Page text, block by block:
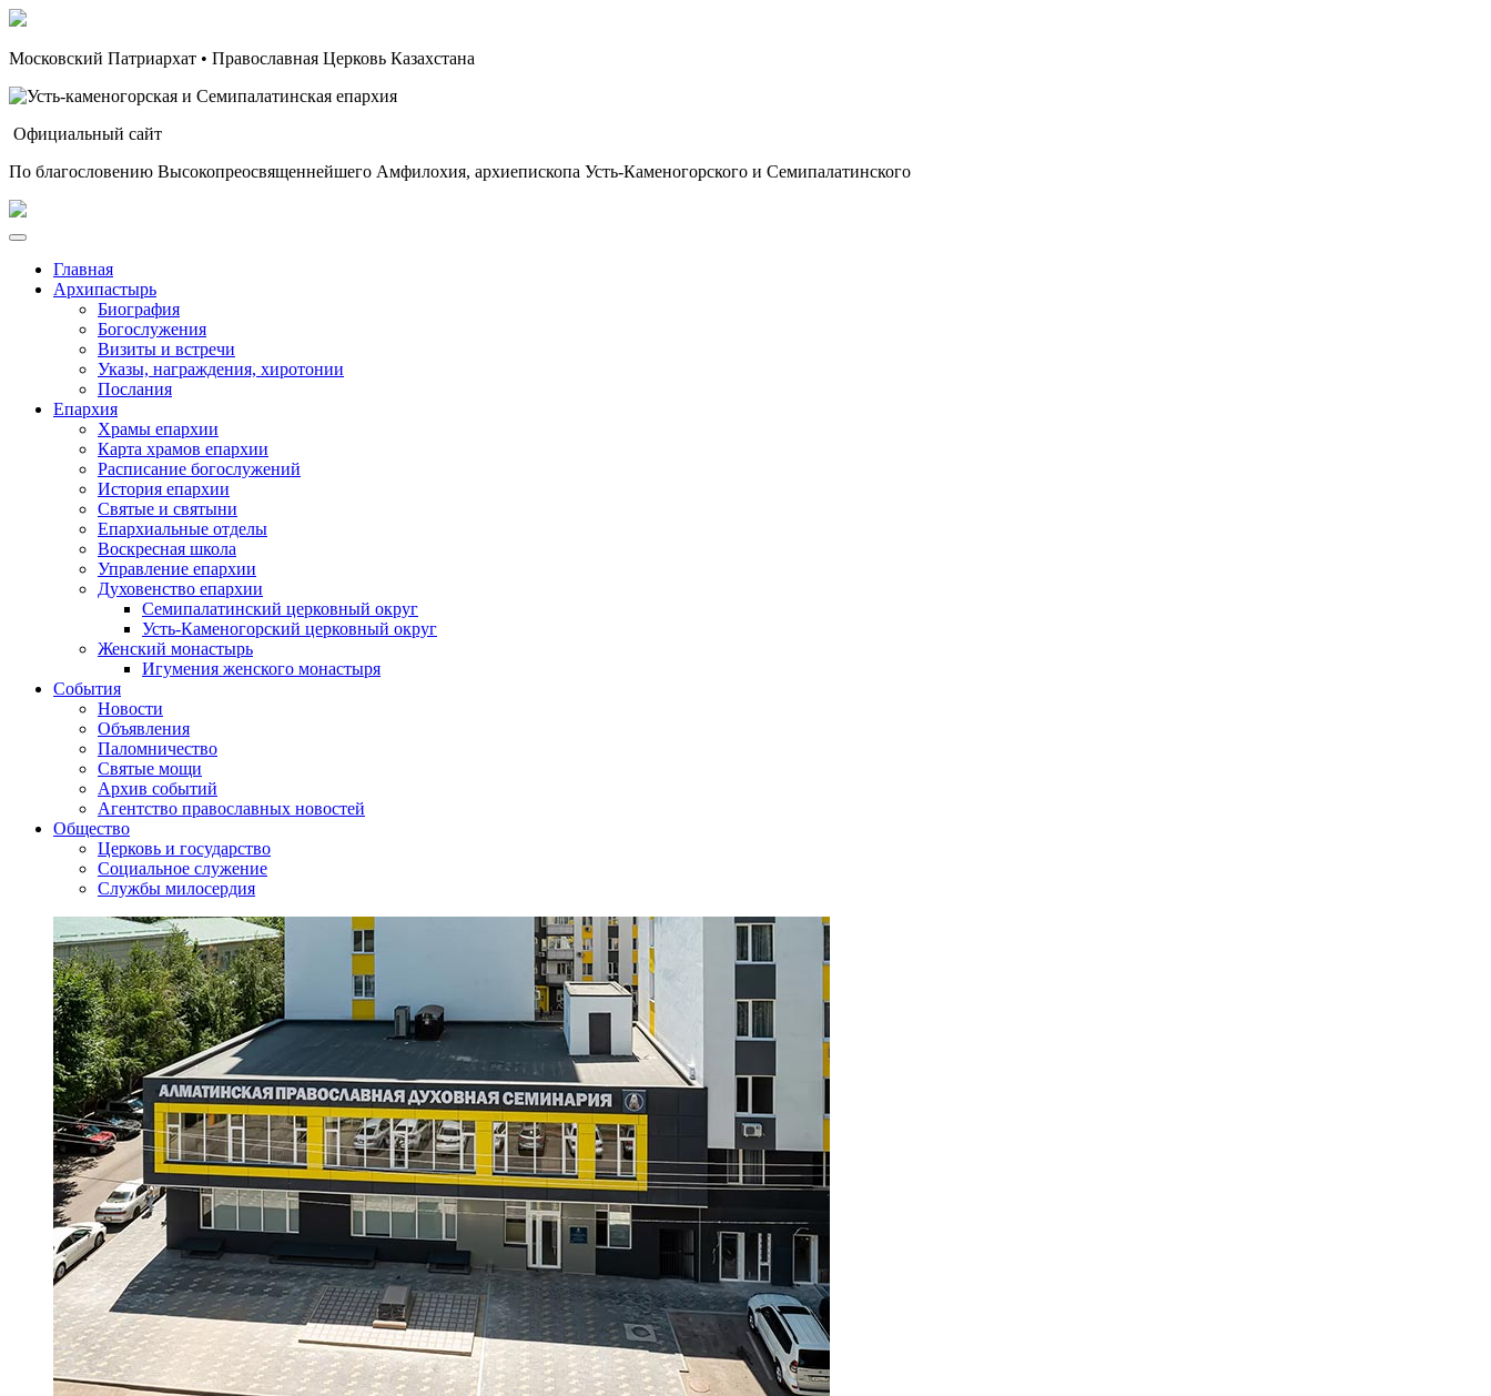
Московский Патриархат • Православная Церковь Казахстана
Официальный сайт
По благословению Высокопреосвященнейшего Амфилохия, архиепископа Усть-Каменогорского и Семипалатинского
Главная
Архипастырь
Биография
Богослужения
Визиты и встречи
Указы, награждения, хиротонии
Послания
Епархия
Храмы епархии
Карта храмов епархии
Расписание богослужений
История епархии
Святые и святыни
Епархиальные отделы
Воскресная школа
Управление епархии
Духовенство епархии
Семипалатинский церковный округ
Усть-Каменогорский церковный округ
Женский монастырь
Игумения женского монастыря
События
Новости
Объявления
Паломничество
Святые мощи
Архив событий
Агентство православных новостей
Общество
Церковь и государство
Социальное служение
Службы милосердия